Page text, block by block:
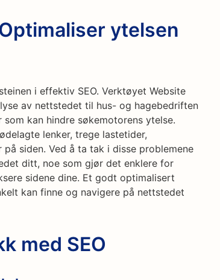
ytelsen
i effektiv SEO. Verktøyet Website
av nettstedet til hus- og hagebedriften
kan hindre søkemotorens ytelse.
lenker, trege lastetider,
siden. Ved å ta tak i disse problemene
ditt, noe som gjør det enklere for
sidene dine. Et godt optimalisert
kan finne og navigere på nettstedet
med SEO